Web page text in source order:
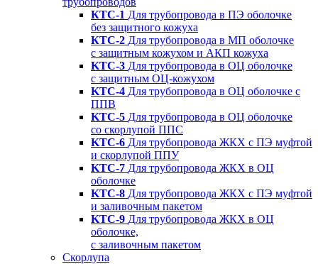
КТС-1 Для трубопровода в ПЭ оболочке
без защитного кожуха
КТС-2 Для трубопровода в МП оболочке
с защитным кожухом и АКП кожуха
KTC-3 Для трубопровода в ОЦ оболочке
с защитным ОЦ-кожухом
KTC-4 Для трубопровода в ОЦ оболочке с
ППВ
KTC-5 Для трубопровода в ОЦ оболочке
со скорлупой ППС
KTC-6 Для трубопровода ЖКХ с ПЭ муфтой
и скорлупой ППУ
KTC-7 Для трубопровода ЖКХ в ОЦ
оболочке
KTC-8 Для трубопровода ЖКХ с ПЭ муфтой
и заливочным пакетом
KTC-9 Для трубопровода ЖКХ в ОЦ
оболочке,
с заливочным пакетом
Скорлупа